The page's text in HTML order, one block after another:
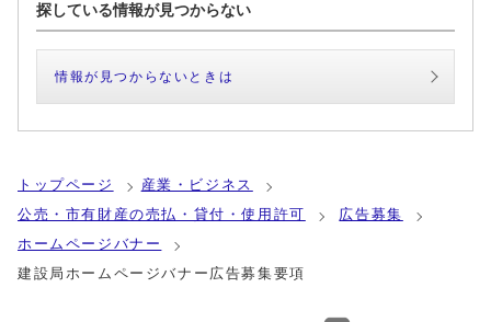
探している情報が見つからない
情報が見つからないときは
トップページ
産業・ビジネス
公売・市有財産の売払・貸付・使用許可
広告募集
ホームページバナー
建設局ホームページバナー広告募集要項